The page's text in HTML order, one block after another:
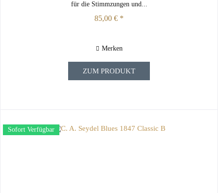
für die Stimmzungen und...
85,00 € *
Merken
ZUM PRODUKT
Sofort Verfügbar